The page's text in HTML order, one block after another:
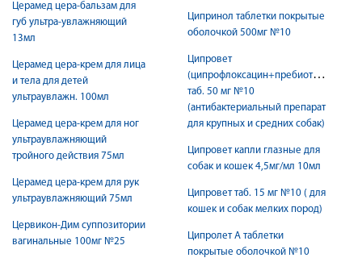
Церамед цера-бальзам для
губ ультра-увлажняющий
13мл
Церамед цера-крем для лица
и тела для детей
ультраувлажн. 100мл
Церамед цера-крем для ног
ультраувлажняющий
тройного действия 75мл
Церамед цера-крем для рук
ультраувлажняющий 75мл
Цервикон-Дим суппозитории
вагинальные 100мг №25
Ципринол таблетки покрытые
оболочкой 500мг №10
Ципровет
(ципрофлоксацин+пребиотик)
таб. 50 мг №10
(антибактериальный препарат
для крупных и средних собак)
Ципровет капли глазные для
собак и кошек 4,5мг/мл 10мл
Ципровет таб. 15 мг №10 ( для
кошек и собак мелких пород)
Ципролет А таблетки
покрытые оболочкой №10